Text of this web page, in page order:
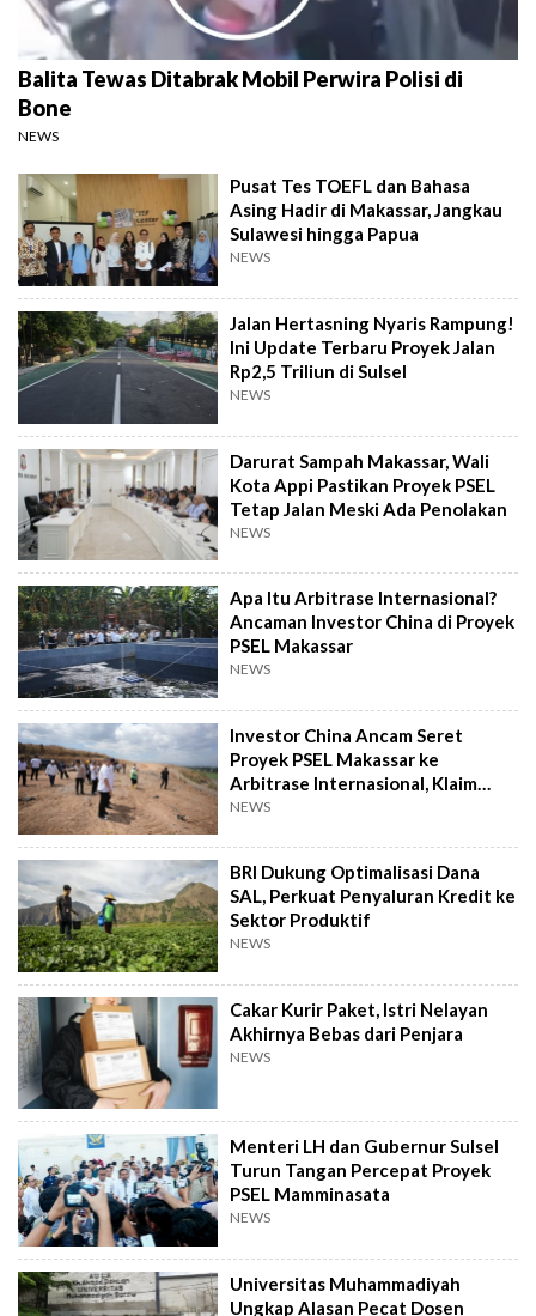
Balita Tewas Ditabrak Mobil Perwira Polisi di
Bone
NEWS
Pusat Tes TOEFL dan Bahasa
Asing Hadir di Makassar, Jangkau
Sulawesi hingga Papua
NEWS
Jalan Hertasning Nyaris Rampung!
Ini Update Terbaru Proyek Jalan
Rp2,5 Triliun di Sulsel
NEWS
Darurat Sampah Makassar, Wali
Kota Appi Pastikan Proyek PSEL
Tetap Jalan Meski Ada Penolakan
NEWS
Apa Itu Arbitrase Internasional?
Ancaman Investor China di Proyek
PSEL Makassar
NEWS
Investor China Ancam Seret
Proyek PSEL Makassar ke
Arbitrase Internasional, Klaim
Rugi Rp2,4 T
NEWS
BRI Dukung Optimalisasi Dana
SAL, Perkuat Penyaluran Kredit ke
Sektor Produktif
NEWS
Cakar Kurir Paket, Istri Nelayan
Akhirnya Bebas dari Penjara
NEWS
Menteri LH dan Gubernur Sulsel
Turun Tangan Percepat Proyek
PSEL Mamminasata
NEWS
Universitas Muhammadiyah
Ungkap Alasan Pecat Dosen